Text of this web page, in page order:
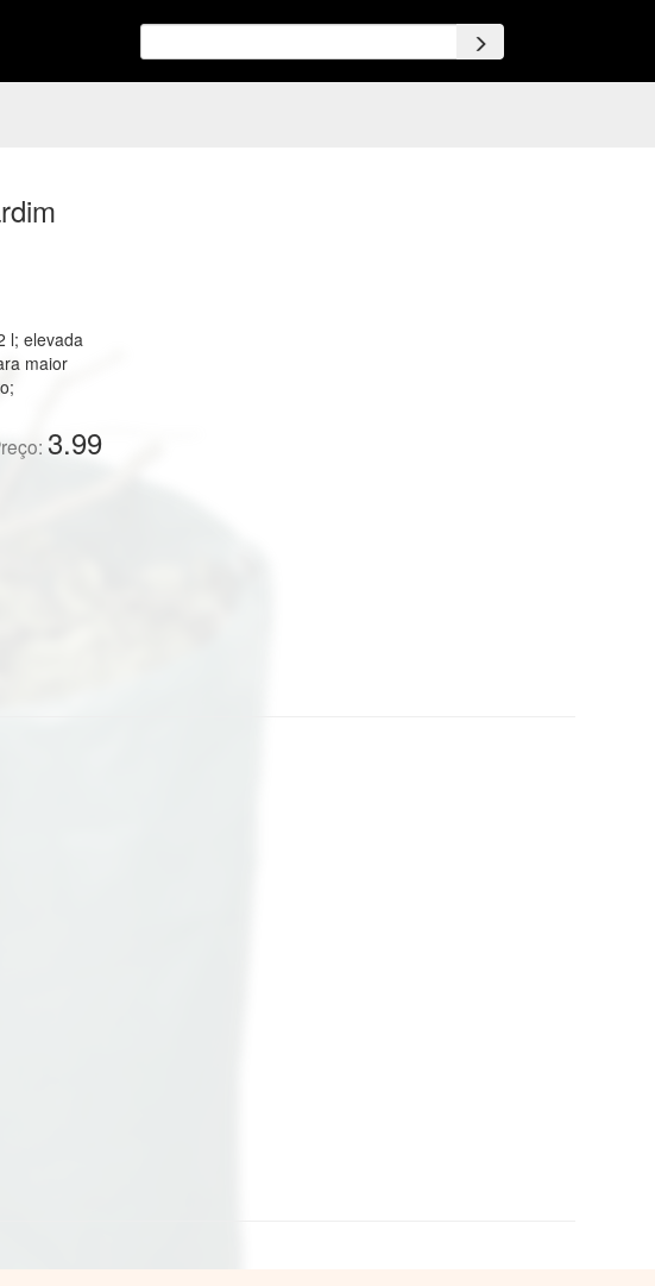
l; elevada
maior
3.99